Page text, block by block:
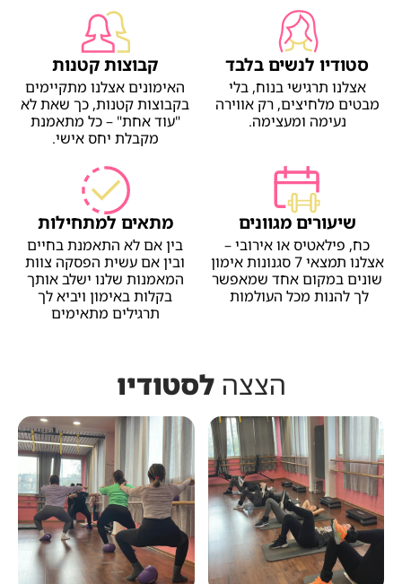
סטודיו לנשים בלבד
אצלנו תרגישי בנוח, בלי
מבטים מלחיצים, רק אווירה
נעימה ומעצימה.
קבוצות קטנות
האימונים אצלנו מתקיימים
בקבוצות קטנות, כך שאת לא
"עוד אחת" – כל מתאמנת
מקבלת יחס אישי.
שיעורים מגוונים
כח, פילאטיס או אירובי –
אצלנו תמצאי 7 סגנונות אימון
שונים במקום אחד שמאפשר
לך להנות מכל העולמות
מתאים למתחילות
בין אם לא התאמנת בחיים
ובין אם עשית הפסקה צוות
המאמנות שלנו ישלב אותך
בקלות באימון ויביא לך
תרגילים מתאימים
הצצהלסטודיו